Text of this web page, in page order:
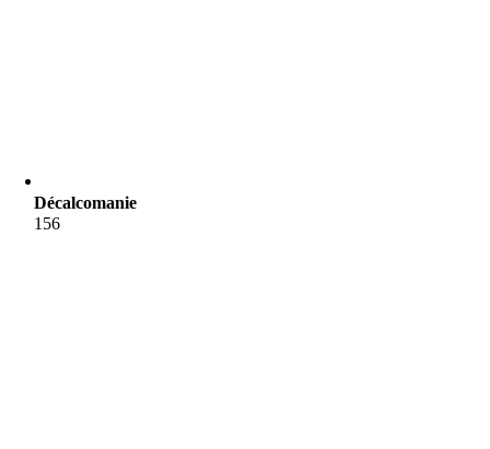
Décalcomanie
156